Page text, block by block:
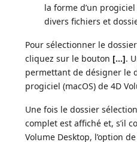
la forme d’un
divers fichiers et
Pour sélectionner le
cliquez sur le bouton [...].
permettant de désigner le
progiciel (macOS) de 4D
Une fois le dossier
complet est affiché et, s’il
Volume Desktop, l’option